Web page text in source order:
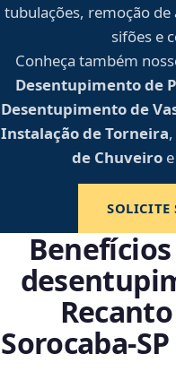
tubulações, remoção
sifões e
Conheça também
Desentupimento de
Desentupimento de
Instalação de Torneira,
de Chuveiro e
SOLICITE